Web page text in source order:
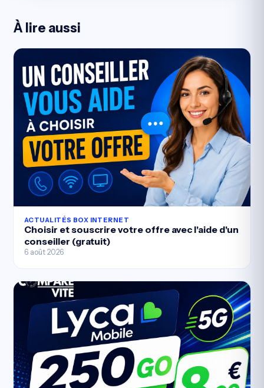
À lire aussi
ACTUALITÉS BOX INTERNET
Choisir et souscrire votre offre avec l'aide d'un
conseiller (gratuit)
6 août 2026